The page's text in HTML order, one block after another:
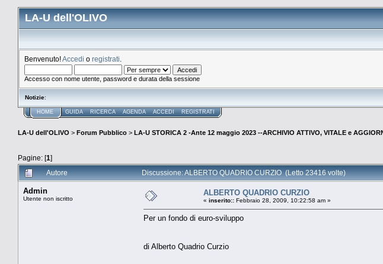
LA-U dell'OLIVO
Benvenuto!Accedi o registrati
Accesso con nome utente, password e durata della sessione
Notizie:
HOME GUIDA RICERCA AGENDA ACCEDI REGISTRATI
LA-U dell'OLIVO > Forum Pubblico > LA-U STORICA 2 -Ante 12 maggio 2023 --ARCHIVIO ATTIVO, VITALE e
Pagine: [1]
Autore Discussione: ALBERTO QUADRIO CURZIO (Letto 23416 volte)
Admin
Utente non iscritto
ALBERTO QUADRIO CURZIO
« inserito:: Febbraio 28, 2009, 10:22:58 am »
Per un fondo di euro-sviluppo
di Alberto Quadrio Curzio